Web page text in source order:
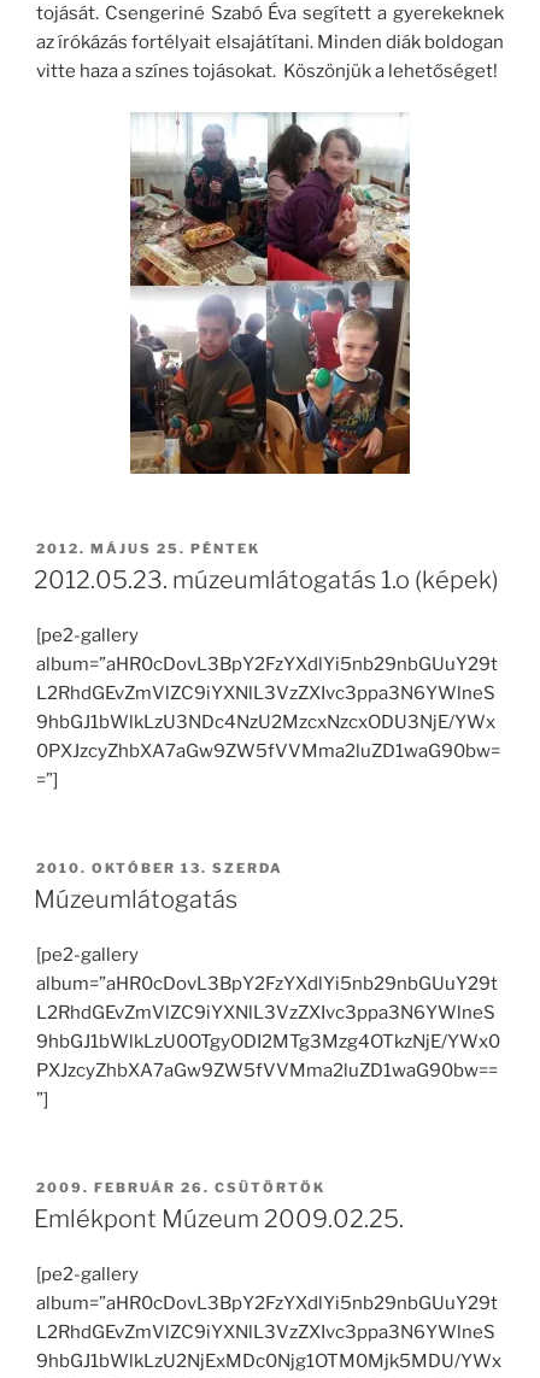
tojását. Csengeriné Szabó Éva segített a gyerekeknek
az írókázás fortélyait elsajátítani. Minden diák boldogan
vitte haza a színes tojásokat. Köszönjük a lehetőséget!
BEKÜLDVE:
2012. MÁJUS 25. PÉNTEK
2012.05.23. múzeumlátogatás 1.o (képek)
[pe2-gallery
album=”aHR0cDovL3BpY2FzYXdlYi5nb29nbGUuY29t
L2RhdGEvZmVlZC9iYXNlL3VzZXIvc3ppa3N6YWlneS
9hbGJ1bWlkLzU3NDc4NzU2MzcxNzcxODU3NjE/YWx
0PXJzcyZhbXA7aGw9ZW5fVVMma2luZD1waG90bw=
=”]
BEKÜLDVE:
2010. OKTÓBER 13. SZERDA
Múzeumlátogatás
[pe2-gallery
album=”aHR0cDovL3BpY2FzYXdlYi5nb29nbGUuY29t
L2RhdGEvZmVlZC9iYXNlL3VzZXIvc3ppa3N6YWlneS
9hbGJ1bWlkLzU0OTgyODI2MTg3Mzg4OTkzNjE/YWx0
PXJzcyZhbXA7aGw9ZW5fVVMma2luZD1waG90bw==
”]
BEKÜLDVE:
2009. FEBRUÁR 26. CSÜTÖRTÖK
Emlékpont Múzeum 2009.02.25.
[pe2-gallery
album=”aHR0cDovL3BpY2FzYXdlYi5nb29nbGUuY29t
L2RhdGEvZmVlZC9iYXNlL3VzZXIvc3ppa3N6YWlneS
9hbGJ1bWlkLzU2NjExMDc0Njg1OTM0Mjk5MDU/YWx